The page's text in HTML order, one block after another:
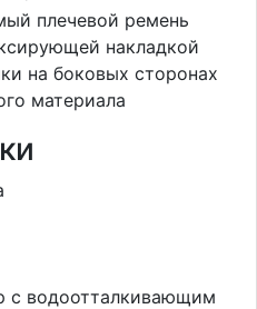
плечевой ремень
накладкой
на боковых сторонах
материала
с водоотталкивающим